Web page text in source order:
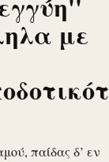
με
παίδας δ’ εν